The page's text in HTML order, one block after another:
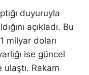
duyuruyla
açıkladı. Bu
milyar doları
ise güncel
Rakam